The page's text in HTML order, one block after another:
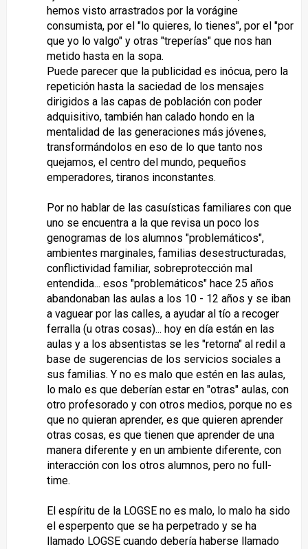
hemos visto arrastrados por la vorágine
consumista, por el "lo quieres, lo tienes", por el "por
que yo lo valgo" y otras "treperías" que nos han
metido hasta en la sopa.
Puede parecer que la publicidad es inócua, pero la
repetición hasta la saciedad de los mensajes
dirigidos a las capas de población con poder
adquisitivo, también han calado hondo en la
mentalidad de las generaciones más jóvenes,
transformándolos en eso de lo que tanto nos
quejamos, el centro del mundo, pequeños
emperadores, tiranos inconstantes.
Por no hablar de las casuísticas familiares con que
uno se encuentra a la que revisa un poco los
genogramas de los alumnos "problemáticos",
ambientes marginales, familias desestructuradas,
conflictividad familiar, sobreprotección mal
entendida... esos "problemáticos" hace 25 años
abandonaban las aulas a los 10 - 12 años y se iban
a vaguear por las calles, a ayudar al tío a recoger
ferralla (u otras cosas)... hoy en día están en las
aulas y a los absentistas se les "retorna" al redil a
base de sugerencias de los servicios sociales a
sus familias. Y no es malo que estén en las aulas,
lo malo es que deberían estar en "otras" aulas, con
otro profesorado y con otros medios, porque no es
que no quieran aprender, es que quieren aprender
otras cosas, es que tienen que aprender de una
manera diferente y en un ambiente diferente, con
interacción con los otros alumnos, pero no full-
time.
El espíritu de la LOGSE no es malo, lo malo ha sido
el esperpento que se ha perpetrado y se ha
llamado LOGSE cuando debería haberse llamado